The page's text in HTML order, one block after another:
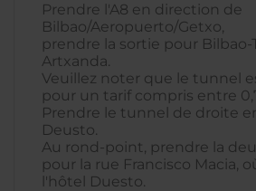
Prendre l'A8 en direction de
Bilbao/Aeropuerto/Getxo,
prendre la sortie pour Bilbao-
Artxanda.
Veuillez noter que le tunnel
pour un tarif compris entre
Prendre le tunnel de droite
Deusto.
Au rond-point, prendre la
pour la rue Francisco Macia,
l'hôtel Duesto.